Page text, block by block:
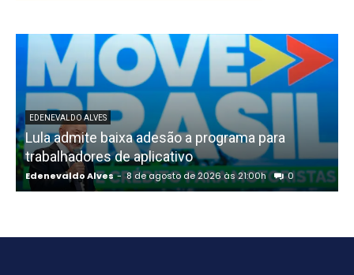
EDENEVALDO ALVES
Lula admite baixa adesão a programa para
trabalhadores de aplicativo
Edenevaldo Alves - 8 de agosto de 2026 às 21:00h 0